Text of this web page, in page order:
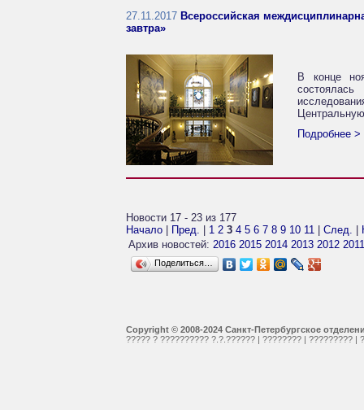
27.11.2017 Всероссийская
завтра»
В конце
Подробнее >
Новости 17 - 23 из 177
Начало
Пред. 1 2 3 4 5 6 7 8 9 10 11 След.
Архив новостей: 2016 2015 2014 2013 2012 2011
Поделиться…
Copyright © 2008-2024 Санкт-Петербургское
????? ? ?????????? ?.?.?????? | ???????? | ????????? |